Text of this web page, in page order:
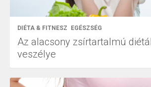
DIÉTA & FITNESZ EGÉSZSÉG
Az alacsony zsírtartalmú
veszélye